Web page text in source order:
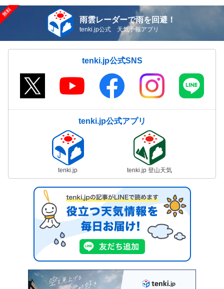
雨雲レーダーで雨を回避！
tenki.jp公式 天気予報アプリ
tenki.jp公式SNS
tenki.jp公式アプリ
tenki.jp tenki.jp 登山天気